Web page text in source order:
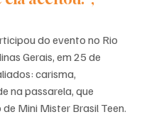
do evento no Rio
Gerais, em 25 de
carisma,
na passarela, que
Mini Mister Brasil Teen.